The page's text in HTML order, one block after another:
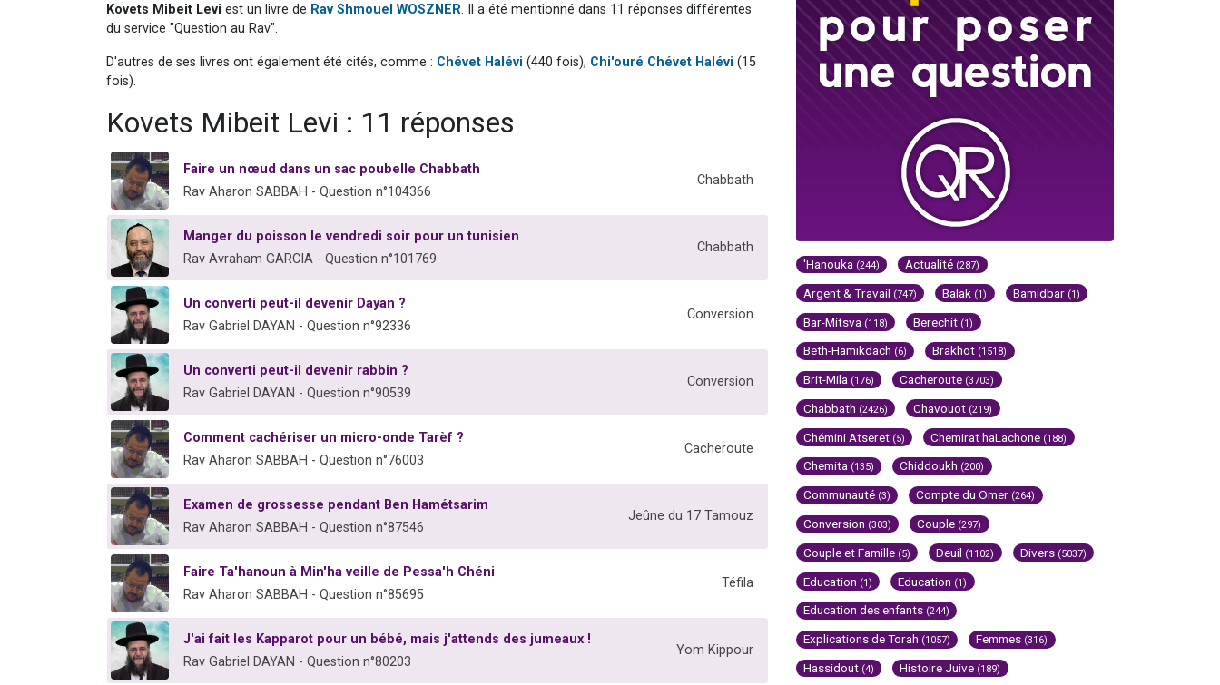
Kovets Mibeit Levi est un livre de Rav Shmouel WOSZNER. Il a été mentionné dans 11 réponses différentes
du service "Question au Rav".
D'autres de ses livres ont également été cités, comme : Chévet Halévi (440 fois), Chi'ouré Chévet Halévi (15
fois).
Kovets Mibeit Levi : 11 réponses
Faire un nœud dans un sac poubelle Chabbath
Rav Aharon SABBAH - Question n°104366
Chabbath
Manger du poisson le vendredi soir pour un tunisien
Rav Avraham GARCIA - Question n°101769
Chabbath
Un converti peut-il devenir Dayan ?
Rav Gabriel DAYAN - Question n°92336
Conversion
Un converti peut-il devenir rabbin ?
Rav Gabriel DAYAN - Question n°90539
Conversion
Comment cachériser un micro-onde Tarèf ?
Rav Aharon SABBAH - Question n°76003
Cacheroute
Examen de grossesse pendant Ben Hamétsarim
Rav Aharon SABBAH - Question n°87546
Jeûne du 17 Tamouz
Faire Ta'hanoun à Min'ha veille de Pessa'h Chéni
Rav Aharon SABBAH - Question n°85695
Téfila
J'ai fait les Kapparot pour un bébé, mais j'attends des jumeaux !
Rav Gabriel DAYAN - Question n°80203
Yom Kippour
'Hanouka (244) Actualité (287)
Argent & Travail (747) Balak (1) Bamidbar (1)
Bar-Mitsva (118) Berechit (1)
Beth-Hamikdach (6) Brakhot (1518)
Brit-Mila (176) Cacheroute (3703)
Chabbath (2426) Chavouot (219)
Chémini Atseret (5) Chemirat haLachone (188)
Chemita (135) Chiddoukh (200)
Communauté (3) Compte du Omer (264)
Conversion (303) Couple (297)
Couple et Famille (5) Deuil (1102) Divers (5037)
Education (1) Education (1)
Education des enfants (244)
Explications de Torah (1057) Femmes (316)
Hassidout (4) Histoire Juive (189)